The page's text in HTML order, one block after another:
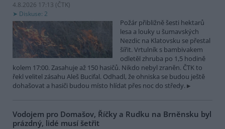
4.8.2026 17:13 (ČTK)
Diskuse: 2
Požár přibližně šesti hektarů
lesa a louky u šumavských
Nezdic na Klatovsku se přestal
šířit. Vrtulník s bambivakem
odletěl zhruba po 1,5 hodině
kolem 17:00. Zasahuje až 150 hasičů. Nikdo nebyl zraněn. ČTK to
řekl velitel zásahu Aleš Bucifal. Odhadl, že ohniska se budou ještě
dohašovat a hasiči budou místo hlídat přes noc do středy.
Vodojem pro Domašov, Říčky a Rudku na Brněnsku byl
prázdný, lidé musí šetřit